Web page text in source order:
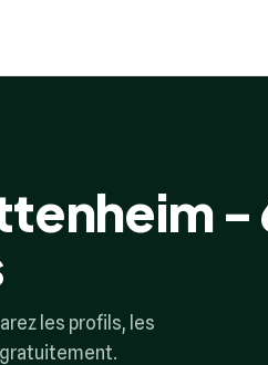
-
les profils, les